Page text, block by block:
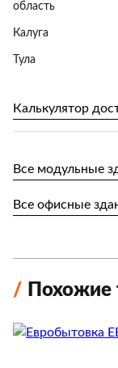
область
Калуга
Тула
Калькулятор
Все модульные
Все офисные
Похожие